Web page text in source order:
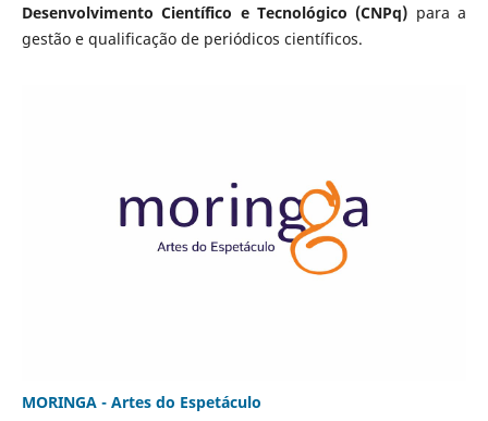
Desenvolvimento Científico e Tecnológico (CNPq) para a
gestão e qualificação de periódicos científicos.
MORINGA - Artes do Espetáculo